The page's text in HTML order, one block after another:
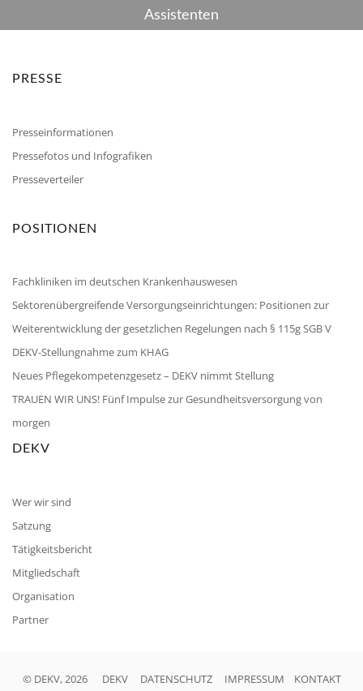
Assistenten
PRESSE
Presseinformationen
Pressefotos und Infografiken
Presseverteiler
POSITIONEN
Fachkliniken im deutschen Krankenhauswesen
Sektorenübergreifende Versorgungseinrichtungen: Positionen zur
Weiterentwicklung der gesetzlichen Regelungen nach § 115g SGB V
DEKV-Stellungnahme zum KHAG
Neues Pflegekompetenzgesetz – DEKV nimmt Stellung
TRAUEN WIR UNS! Fünf Impulse zur Gesundheitsversorgung von
morgen
DEKV
Wer wir sind
Satzung
Tätigkeitsbericht
Mitgliedschaft
Organisation
Partner
© DEKV, 2026 DEKV DATENSCHUTZ IMPRESSUM KONTAKT